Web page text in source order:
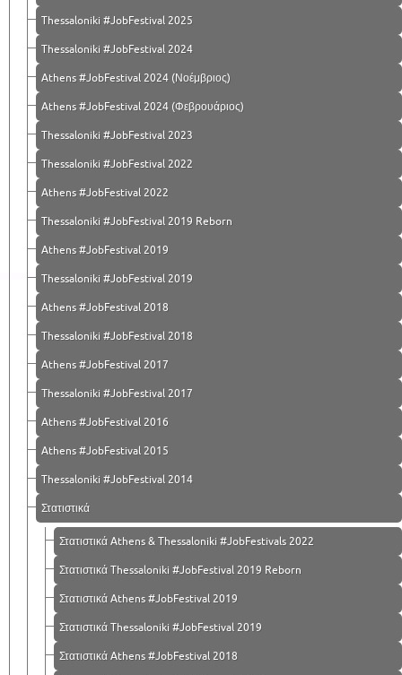
Thessaloniki #JobFestival 2025
Thessaloniki #JobFestival 2024
Athens #JobFestival 2024 (Νοέμβριος)
Athens #JobFestival 2024 (Φεβρουάριος)
Thessaloniki #JobFestival 2023
Thessaloniki #JobFestival 2022
Athens #JobFestival 2022
Thessaloniki #JobFestival 2019 Reborn
Athens #JobFestival 2019
Thessaloniki #JobFestival 2019
Athens #JobFestival 2018
Thessaloniki #JobFestival 2018
Athens #JobFestival 2017
Τhessaloniki #JobFestival 2017
Athens #JobFestival 2016
Athens #JobFestival 2015
Thessaloniki #JobFestival 2014
Στατιστικά
Στατιστικά Athens & Thessaloniki #JobFestivals 2022
Στατιστικά Thessaloniki #JobFestival 2019 Reborn
Στατιστικά Athens #JobFestival 2019
Στατιστικά Thessaloniki #JobFestival 2019
Στατιστικά Athens #JobFestival 2018